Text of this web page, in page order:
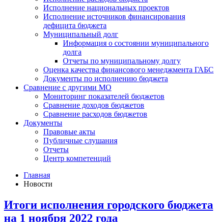
Исполнение национальных проектов
Исполнение источников финансирования
дефицита бюджета
Муниципальный долг
Информация о состоянии муниципального
долга
Отчеты по муниципальному долгу
Оценка качества финансового менеджмента ГАБС
Документы по исполнению бюджета
Сравнение с другими МО
Мониторинг показателей бюджетов
Сравнение доходов бюджетов
Сравнение расходов бюджетов
Документы
Правовые акты
Публичные слушания
Отчеты
Центр компетенций
Главная
Новости
Итоги исполнения городского бюджета
на 1 ноября 2022 года